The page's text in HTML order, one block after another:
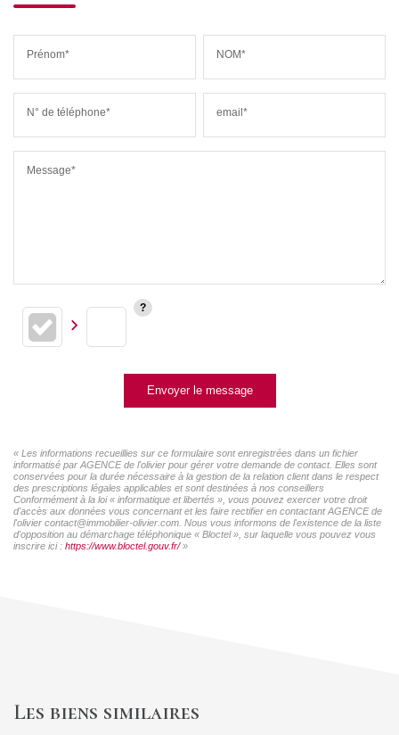
Prénom* NOM*
N° de téléphone* email*
Message*
Envoyer le message
« Les informations recueillies sur ce formulaire sont enregistrées dans un fichier
informatisé par AGENCE de l'olivier pour gérer votre demande de contact. Elles sont
conservées pour la durée nécessaire à la gestion de la relation client dans le respect
des prescriptions légales applicables et sont destinées à nos conseillers
Conformément à la loi « informatique et libertés », vous pouvez exercer votre droit
d'accès aux données vous concernant et les faire rectifier en contactant AGENCE de
l'olivier contact@immobilier-olivier.com. Nous vous informons de l'existence de la liste
d'opposition au démarchage téléphonique « Bloctel », sur laquelle vous pouvez vous
inscrire ici : https://www.bloctel.gouv.fr/»
Les biens similaires